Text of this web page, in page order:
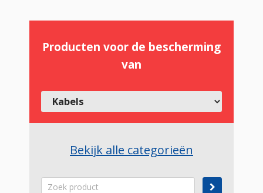
Producten voor de bescherming
van
Bekijk alle categorieën